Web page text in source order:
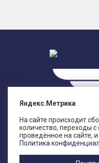
Яндекс.Метрика
На сайте происходит
количество, переходы с
проведённое на сайте, и
Политика